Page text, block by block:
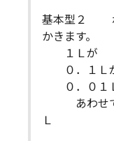
基本型２ ポ
かきます。
１Ｌが
０．１Ｌ
０．０１
あわせ
Ｌ →サ